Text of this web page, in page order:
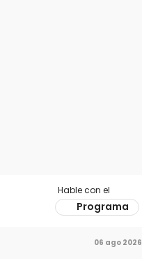
Hable con el
Programa
06 ago 2026